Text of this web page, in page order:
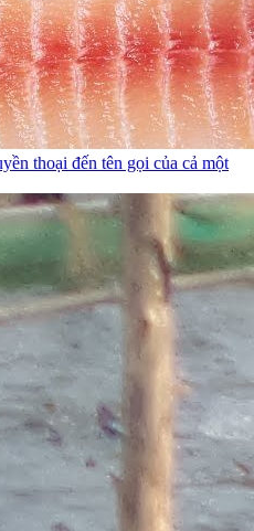
thoại đến tên gọi của cả một